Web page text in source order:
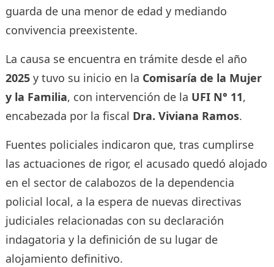
guarda de una menor de edad y mediando
convivencia preexistente.
La causa se encuentra en trámite desde el año
2025y tuvo su inicio en la Comisaría de la Mujer
y la Familia, con intervención de la UFI N° 11,
encabezada por la fiscal Dra. Viviana Ramos.
Fuentes policiales indicaron que, tras cumplirse
las actuaciones de rigor, el acusado quedó alojado
en el sector de calabozos de la dependencia
policial local, a la espera de nuevas directivas
judiciales relacionadas con su declaración
indagatoria y la definición de su lugar de
alojamiento definitivo.